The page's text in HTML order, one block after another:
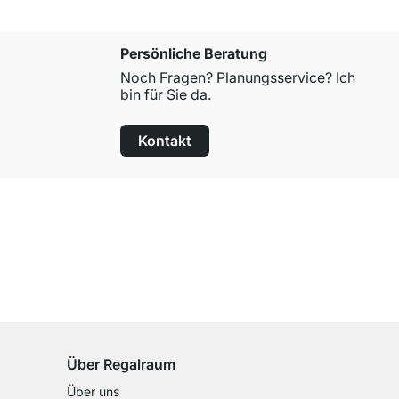
Persönliche Beratung
Noch Fragen? Planungsservice? Ich
bin für Sie da.
Kontakt
Über Regalraum
Über uns